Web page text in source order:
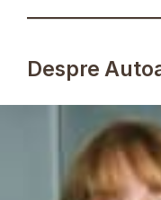
Despre